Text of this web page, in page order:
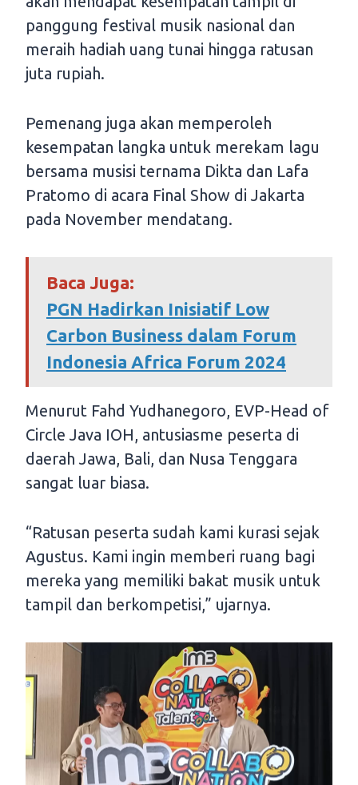
panggung festival musik nasional dan
meraih hadiah uang tunai hingga ratusan
juta rupiah.
Pemenang juga akan memperoleh
kesempatan langka untuk merekam lagu
bersama musisi ternama Dikta dan Lafa
Pratomo di acara Final Show di Jakarta
pada November mendatang.
Baca Juga:
PGN Hadirkan Inisiatif Low
Carbon Business dalam Forum
Indonesia Africa Forum 2024
Menurut Fahd Yudhanegoro, EVP-Head of
Circle Java IOH, antusiasme peserta di
daerah Jawa, Bali, dan Nusa Tenggara
sangat luar biasa.
“Ratusan peserta sudah kami kurasi sejak
Agustus. Kami ingin memberi ruang bagi
mereka yang memiliki bakat musik untuk
tampil dan berkompetisi,” ujarnya.